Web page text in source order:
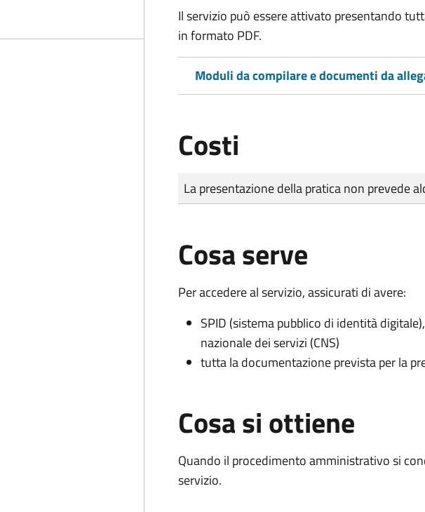
Il servizio può essere attivato presentando
in formato PDF.
Moduli da compilare e documenti da
Costi
Tipo di pagamento
Importo
La presentazione della pratica non prevede
Cosa serve
Per accedere al servizio, assicurati di avere:
SPID (sistema pubblico di identità
nazionale dei servizi (CNS)
tutta la documentazione prevista per la
Cosa si ottiene
Quando il procedimento amministrativo si
servizio.